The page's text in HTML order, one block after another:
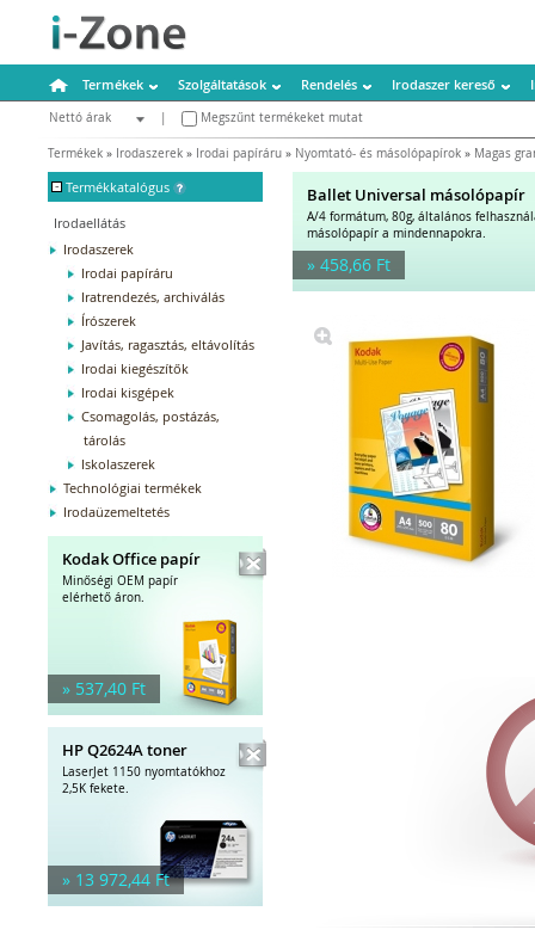
Termékek Szolgáltatások Rendelés Irodaszer kereső
Nettó árak
Megszűnt termékeket mutat
Termékek » Irodaszerek » Irodai papíráru » Nyomtató- és másolópapírok » Magas
- Termékkatalógus
Irodaellátás
Irodaszerek
Irodai papíráru
Iratrendezés, archiválás
Írószerek
Javítás, ragasztás, eltávolítás
Irodai kiegészítők
Irodai kisgépek
Csomagolás, postázás,
tárolás
Iskolaszerek
Technológiai termékek
Irodaüzemeltetés
Kodak Office papír
Minőségi OEM papír
elérhető áron.
» 537,40 Ft
HP Q2624A toner
LaserJet 1150 nyomtatókhoz
2,5K fekete.
» 13 972,44 Ft
Ballet Universal másolópapír
A/4 formátum, 80g, általános
másolópapír a mindennapokra.
» 458,66 Ft